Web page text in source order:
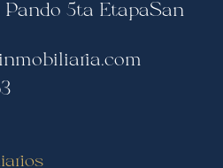
5ta EtapaSan